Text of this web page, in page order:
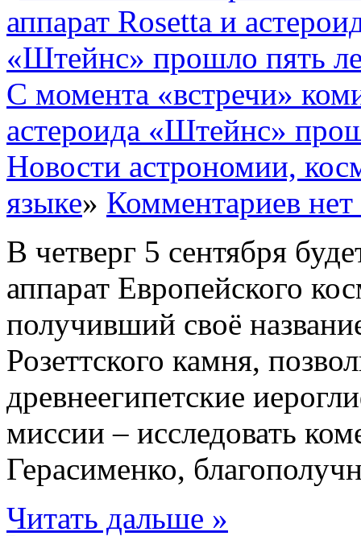
С момента «встречи»
астероида «Штейнс»
Новости астрономии,
языке» Комментариев нет
В четверг 5 сентября
аппарат Европейского
получивший своё
Розеттского камня,
древнеегипетские
миссии – исследовать
Герасименко,
Читать дальше »